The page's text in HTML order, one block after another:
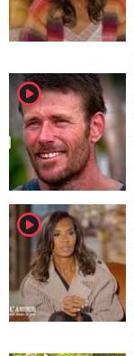
player2
player2